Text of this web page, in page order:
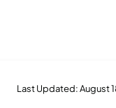
Last Updated: August